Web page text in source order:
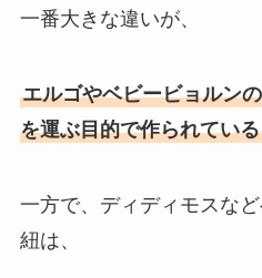
一番大きな違いが、
エルゴやベビービョルン
を運ぶ目的で作られてい
一方で、ディディモスな
紐は、